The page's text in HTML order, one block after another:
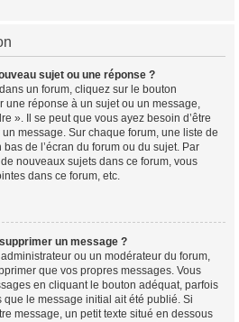
sujet ou une réponse ?
un forum, cliquez sur le bouton
une réponse à un sujet ou un message,
». Il se peut que vous ayez besoin d’être
message. Sur chaque forum, une liste de
de l’écran du forum ou du sujet. Par
nouveaux sujets dans ce forum, vous
dans ce forum, etc.
un message ?
ou un modérateur du forum,
que vos propres messages. Vous
en cliquant le bouton adéquat, parfois
le message initial ait été publié. Si
message, un petit texte situé en dessous